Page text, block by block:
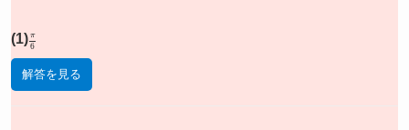
(1)π
解答を見る